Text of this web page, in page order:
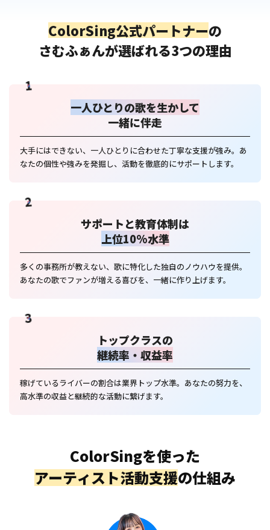
ColorSing公式パートナーの
さむふぁんが選ばれる3つの理由
1
一人ひとりの歌を生かして
一緒に伴走
大手にはできない、一人ひとりに合わせた丁寧な支援が強み。あ
なたの個性や強みを発掘し、活動を徹底的にサポートします。
2
サポートと教育体制は
上位10%水準
多くの事務所が教えない、歌に特化した独自のノウハウを提供。
あなたの歌でファンが増える喜びを、一緒に作り上げます。
3
トップクラスの
継続率・収益率
稼げているライバーの割合は業界トップ水準。あなたの努力を、
高水準の収益と継続的な活動に繋げます。
ColorSingを使った
アーティスト活動支援の仕組み